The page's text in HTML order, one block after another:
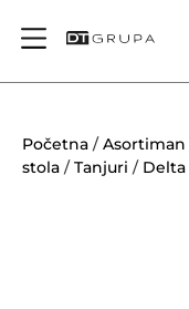
Početna /Asortiman
stola /Tanjuri / Delta